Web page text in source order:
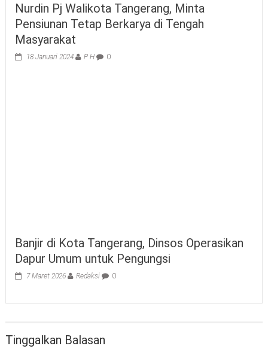
Nurdin Pj Walikota Tangerang, Minta
Pensiunan Tetap Berkarya di Tengah
Masyarakat
18 Januari 2024 P H 0
Banjir di Kota Tangerang, Dinsos Operasikan
Dapur Umum untuk Pengungsi
7 Maret 2026 Redaksi 0
Tinggalkan Balasan